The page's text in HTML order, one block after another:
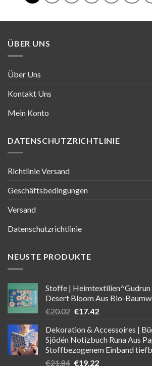
ÜBER UNS
Über Uns
Kontakt Uns
Mein Konto
DATENSCHUTZRICHTLINIE
Richtlinie Versand
Geschäftsbedingungen
Versand
Datenschutzrichtlinie
NEUSTE PRODUKTE
Stoffe |
Desert Bloom Aus Bio-
€20.02 Ursprünglicher
war:
€20.02
€17.42Aktueller
ist:
€17.42.
Dekoration & Accessoires |
Sjödén Notizbuch Runa Aus
Stoffbezogenem Einband
€21.84 Ursprünglicher
€19.22Aktueller